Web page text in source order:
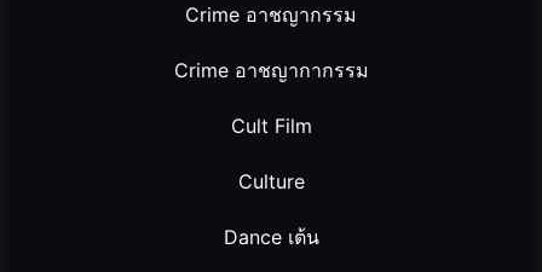
Crime อาชญากรรม
Crime อาชญากากรรม
Cult Film
Culture
Dance เต้น